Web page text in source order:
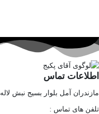
اطلاعات تماس
مازندران آمل بلوار بسیج نبش لاله ۱
تلفن های تماس :